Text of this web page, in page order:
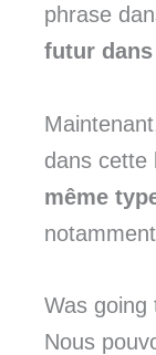
phrase
futur
dans cette
même
Was going
Nous